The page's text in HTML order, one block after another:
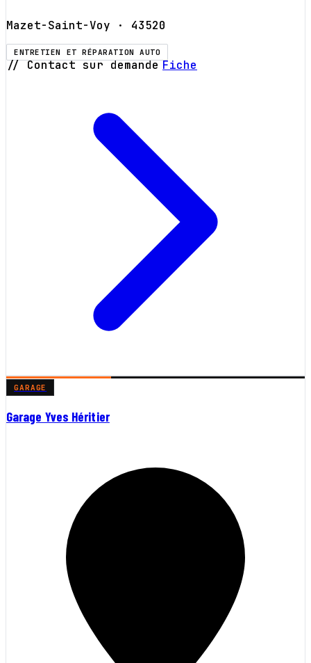
Mazet-Saint-Voy · 43520
ENTRETIEN ET RÉPARATION AUTO
// Contact sur demande Fiche
GARAGE
Garage Yves Héritier